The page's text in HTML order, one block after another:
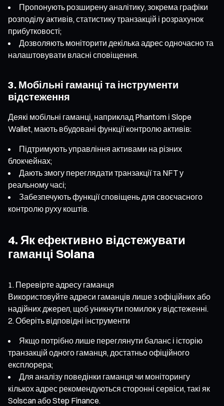
Пропонують розширену аналітику, зокрема графіки
розподілу активів, статистику транзакцій і розрахунок
прибутковості;
Дозволяють моніторити декілька адрес одночасно та
налаштовувати власні сповіщення.
3. Мобільні гаманці та інструменти
відстеження
Деякі мобільні гаманці, наприклад Phantom і Slope
Wallet, мають вбудовані функції контролю активів:
Підтримують управління активами на різних
блокчейнах;
Дають змогу переглядати транзакції та NFT у
реальному часі;
Забезпечують функції сповіщень для своєчасного
контролю руху коштів.
4. Як ефективно відстежувати
гаманці Solana
Перевірте адресу гаманця
Використовуйте адреси гаманців лише з офіційних або
надійних джерел, щоб уникнути помилок у відстеженні.
Оберіть відповідні інструменти
Якщо потрібно лише переглянути баланс і історію
транзакцій одного гаманця, достатньо офіційного
експлорера;
Для аналізу поведінки гаманця чи моніторингу
кількох адрес рекомендуються сторонні сервіси, такі як
Solscan або Step Finance.